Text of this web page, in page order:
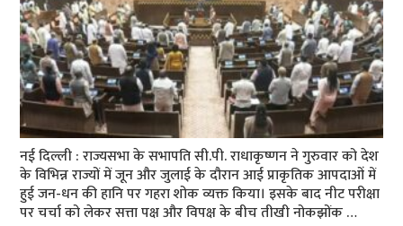
नई दिल्ली : राज्यसभा के सभापति सी.पी. राधाकृष्णन ने गुरुवार को देश
के विभिन्न राज्यों में जून और जुलाई के दौरान आई प्राकृतिक आपदाओं में
हुई जन-धन की हानि पर गहरा शोक व्यक्त किया। इसके बाद नीट परीक्षा
पर चर्चा को लेकर सत्ता पक्ष और विपक्ष के बीच तीखी नोकझोंक …